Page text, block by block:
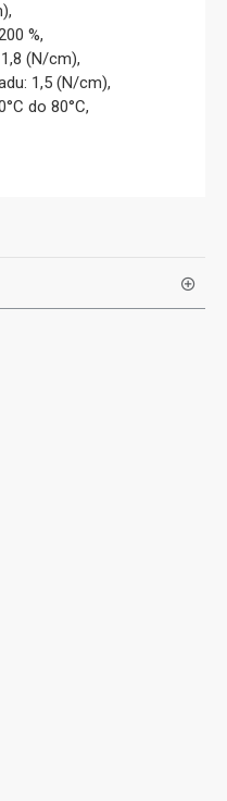
%,
(N/cm),
1,5 (N/cm),
do 80°C,